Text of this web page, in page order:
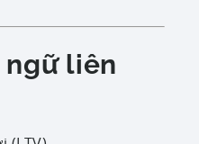
liên